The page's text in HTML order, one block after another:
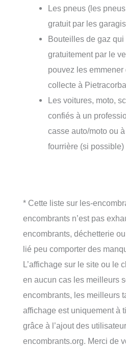
Les pneus (les
gratuit par les
Bouteilles de gaz
gratuitement par le
pouvez les
collecte à
Les voitures, moto,
confiés à un
casse auto/moto ou
fourrière (si
* Cette liste sur les-
encombrants n’est pas
encombrants, déchetterie
lié peu comporter des
L’affichage sur le site ou le
en aucun cas les meilleurs
encombrants, les meilleurs
affichage est uniquement à
grâce à l’ajout des
encombrants.org. Merci de